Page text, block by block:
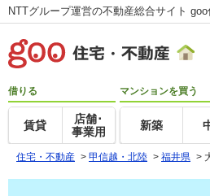
NTTグループ運営の不動産総合サイト
借りる
賃貸
店舗･
事業用
マンションを買う
新築
住宅・不動産 > 甲信越・北陸 > 福井県 >